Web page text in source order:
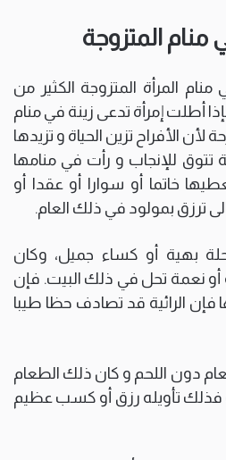
المتزوجة
المرأة المتزوجة الكثير من
أطلت إمرأة تدعى زينة في منام
لأن الأفراح تزين الحياة و تزيدها
تتوق للإنجاب و رأت في منامها
خاتما أو سوارا أو عقدا أو
ترزق بمولود في ذلك العام.
بهية أو كساء جميل، وكان
أو نعمة تحل في ذلك البيت. فإن
الرائية قد تصادف حظا طيبا
دون اللحم و كان ذلك الطعام
فذلك تأويله رزق أو كسب عظيم